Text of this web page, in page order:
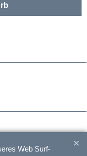
Web Surf-